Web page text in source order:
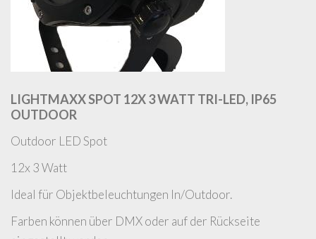
LIGHTMAXX SPOT 12X 3 WATT TRI-LED, IP65
OUTDOOR
Outdoor LED Spot
12x 3 Watt
Ideal für Objektbeleuchtungen In/Outdoor.
Farben können über DMX oder auf der Rückseite